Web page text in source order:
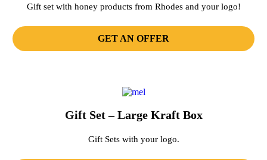
Gift set with honey products from Rhodes and your logo!
GET AN OFFER
Gift Set – Large Kraft Box
Gift Sets with your logo.